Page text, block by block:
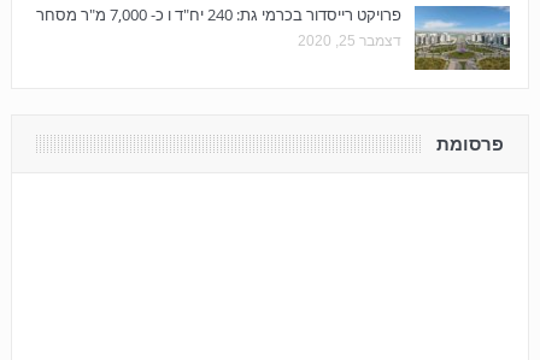
פרויקט רייסדור בכרמי גת: 240 יח"ד ו כ- 7,000 מ"ר מסחר
דצמבר 25, 2020
פרסומת